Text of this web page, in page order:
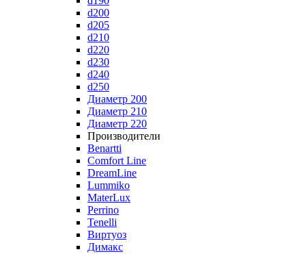
d200
d205
d210
d220
d230
d240
d250
Диаметр 200
Диаметр 210
Диаметр 220
Производители
Benartti
Comfort Line
DreamLine
Lummiko
MaterLux
Perrino
Tenelli
Виртуоз
Димакс